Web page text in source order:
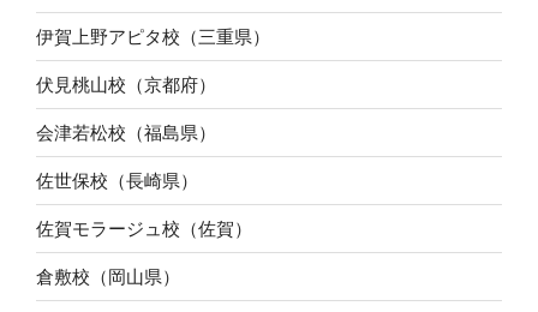
伊賀上野アピタ校（三重県）
伏見桃山校（京都府）
会津若松校（福島県）
佐世保校（長崎県）
佐賀モラージュ校（佐賀）
倉敷校（岡山県）